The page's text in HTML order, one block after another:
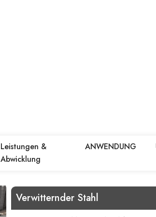
Leistungen &
Abwicklung
ANWENDUNG
Verwitternder Stahl